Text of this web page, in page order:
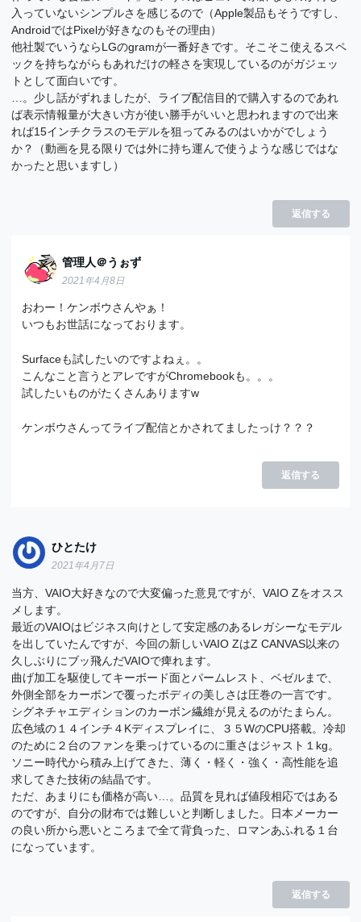
入っていないシンプルさを感じるので（Apple製品もそうですし、
AndroidではPixelが好きなのもその理由）
他社製でいうならLGのgramが一番好きです。そこそこ使えるスペ
ックを持ちながらもあれだけの軽さを実現しているのがガジェッ
トとして面白いです。
…。少し話がずれましたが、ライブ配信目的で購入するのであれ
ば表示情報量が大きい方が使い勝手がいいと思われますので出来
れば15インチクラスのモデルを狙ってみるのはいかがでしょう
か？（動画を見る限りでは外に持ち運んで使うような感じではな
かったと思いますし）
返信する
管理人＠うぉず
2021年4月8日
おわー！ケンボウさんやぁ！
いつもお世話になっております。
Surfaceも試したいのですよねぇ。。
こんなこと言うとアレですがChromebookも。。。
試したいものがたくさんありますw
ケンボウさんってライブ配信とかされてましたっけ？？？
返信する
ひとたけ
2021年4月7日
当方、VAIO大好きなので大変偏った意見ですが、VAIO Zをオスス
メします。
最近のVAIOはビジネス向けとして安定感のあるレガシーなモデル
を出していたんですが、今回の新しいVAIO ZはZ CANVAS以来の
久しぶりにブッ飛んだVAIOで痺れます。
曲げ加工を駆使してキーボード面とパームレスト、ベゼルまで、
外側全部をカーボンで覆ったボディの美しさは圧巻の一言です。
シグネチャエディションのカーボン繊維が見えるのがたまらん。
広色域の１４インチ４Kディスプレイに、３５WのCPU搭載。冷却
のために２台のファンを乗っけているのに重さはジャスト１kg。
ソニー時代から積み上げてきた、薄く・軽く・強く・高性能を追
求してきた技術の結晶です。
ただ、あまりにも価格が高い…。品質を見れば値段相応ではある
のですが、自分の財布では難しいと判断しました。日本メーカー
の良い所から悪いところまで全て背負った、ロマンあふれる１台
になっています。
返信する